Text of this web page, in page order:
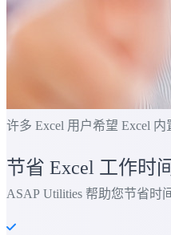
许多 Excel 用户希望 Excel
节省 Excel 工作时
ASAP Utilities 帮助您节省时